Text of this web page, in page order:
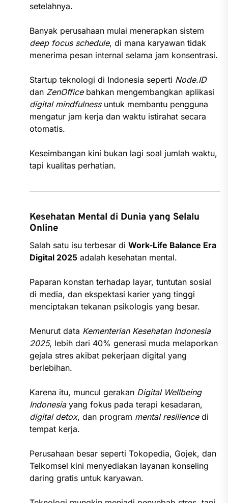
setelahnya.
Banyak perusahaan mulai menerapkan sistem
deep focus schedule, di mana karyawan tidak
menerima pesan internal selama jam konsentrasi.
Startup teknologi di Indonesia seperti Node.ID
dan ZenOfficebahkan mengembangkan aplikasi
digital mindfulnessuntuk membantu pengguna
mengatur jam kerja dan waktu istirahat secara
otomatis.
Keseimbangan kini bukan lagi soal jumlah waktu,
tapi kualitas perhatian.
Kesehatan Mental di Dunia yang Selalu
Online
Salah satu isu terbesar di Work-Life Balance Era
Digital 2025adalah kesehatan mental.
Paparan konstan terhadap layar, tuntutan sosial
di media, dan ekspektasi karier yang tinggi
menciptakan tekanan psikologis yang besar.
Menurut data Kementerian Kesehatan Indonesia
2025, lebih dari 40% generasi muda melaporkan
gejala stres akibat pekerjaan digital yang
berlebihan.
Karena itu, muncul gerakan Digital Wellbeing
Indonesiayang fokus pada terapi kesadaran,
digital detox, dan program mental resiliencedi
tempat kerja.
Perusahaan besar seperti Tokopedia, Gojek, dan
Telkomsel kini menyediakan layanan konseling
daring gratis untuk karyawan.